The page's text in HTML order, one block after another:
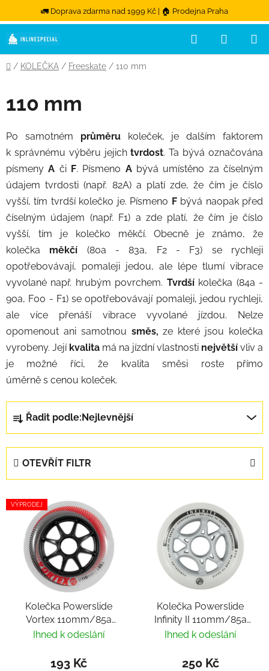
🚛 Doprava zdarma nad 1999 Kč | 🏠 Prodejna Praha
Přejít na obsah
Hledat
Domů
/ KOLEČKA / Freeskate / 110 mm
110 mm
Po samotném průměrukoleček, je dalším faktorem
k správnému výběru jejichtvrdost. Ta bývá označována
písmenyA či F. Písmeno Abývá umístěno za číselným
údajem tvrdosti (např. 82A) a platí zde, že čím je číslo
vyšší, tím tvrdší kolečko je. Písmeno Fbývá naopak před
číselným údajem (např. F1) a zde platí, že čím je číslo
vyšší, tím je kolečko měkčí. Obecně je známo, že
kolečka měkčí (80a - 83a, F2 - F3) se rychleji
opotřebovávají, pomaleji jedou, ale lépe tlumí vibrace
vyvolané např. hrubým povrchem. Tvrdšíkolečka (84a -
90a, F00 - F1) se opotřebovávají pomaleji, jedou rychleji,
ale více přenáší vibrace vyvolané jízdou. Nelze
opomenout ani samotnou směs, ze které jsou kolečka
vyrobeny. Její kvalita má na jízdní vlastnosti největší vliv a
je možné říci, že kvalita směsi roste přímo
úměrně s cenou koleček.
Řazení produktů
Řadit podle: Nejlevnější
OTEVŘÍT FILTR
Výpis produktů
VÝPRODEJ
Kolečka Powerslide
Vortex 110mm/85a
(1ks)
Ihned k odeslání
193 Kč
Kolečka Powerslide
Infinity II 110mm/85a
(1ks)
Ihned k odeslání
250 Kč